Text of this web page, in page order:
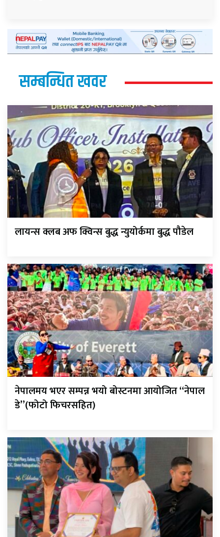
सम्बन्धित खवर
लायन्स क्लब अफ क्विन्स बुद्ध न्युयोर्कमा बुद्ध पौडेल
नेपालमय भएर सम्पन्न भयो बोस्टनमा आयोजित “नेपाल
डे”(फोटो फिचरसहित)